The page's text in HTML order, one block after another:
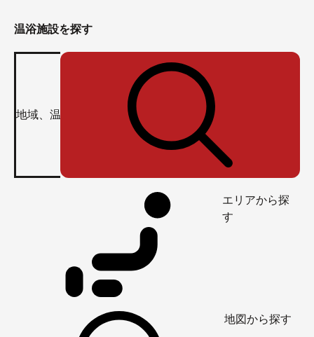
温浴施設を探す
エリアから探
す
地図から探す